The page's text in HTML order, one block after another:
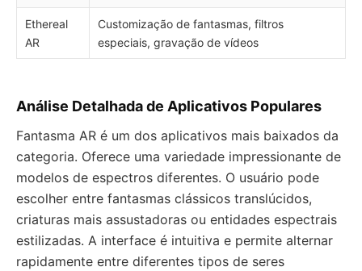
Ethereal
AR
Customização de fantasmas, filtros
especiais, gravação de vídeos
Análise Detalhada de Aplicativos Populares
Fantasma AR é um dos aplicativos mais baixados da
categoria. Oferece uma variedade impressionante de
modelos de espectros diferentes. O usuário pode
escolher entre fantasmas clássicos translúcidos,
criaturas mais assustadoras ou entidades espectrais
estilizadas. A interface é intuitiva e permite alternar
rapidamente entre diferentes tipos de seres